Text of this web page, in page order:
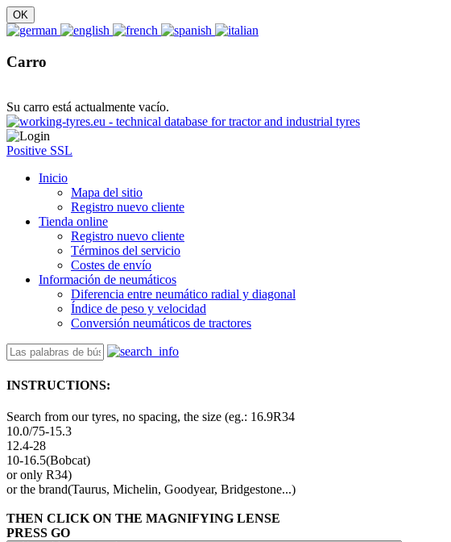
Carro
Su carro está actualmente vacío.
Positive SSL
Inicio
Mapa del sitio
Registro nuevo cliente
Tienda online
Registro nuevo cliente
Términos del servicio
Costes de envío
Información de neumáticos
Diferencia entre neumático radial y diagonal
Índice de peso y velocidad
Conversión neumáticos de tractores
INSTRUCTIONS:
Search from our tyres, no spacing, the size (eg.: 16.9R34
10.0/75-15.3
12.4-28
10-16.5(Bobcat)
or only R34)
or the brand(Taurus, Michelin, Goodyear, Bridgestone...)
THEN CLICK ON THE MAGNIFYING LENSE
PRESS GO